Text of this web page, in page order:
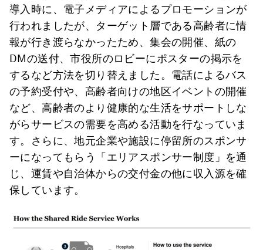
導入時に、電子メディアによるプロモーションが
行われましたが、ターゲット層である高齢者に情
報が行き渡らなかったため、集会の開催、紙の
DMの送付、市役所のロビーにポスターの掲示を
するなど方法を切り替えました。電話によるバス
の予約受付や、高齢者向けの地区イベントの開催
など、高齢者のより健康的な生活をサポートしな
がらサービスの需要を高める活動を行なっていま
す。さらに、地元企業や施設に停留所のスポンサ
ーになってもらう「エリアスポンサー制度」を通
じ、運賃や自治体からの交付金の他に収入源を確
保しています。